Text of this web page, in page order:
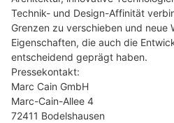
Technik- und Design-Affinität
Grenzen zu verschieben und neue
Eigenschaften, die auch die
entscheidend geprägt haben.
Pressekontakt:
Marc Cain GmbH
Marc-Cain-Allee 4
72411 Bodelshausen